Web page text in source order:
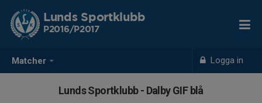
Matcher Logga in
Lunds Sportklubb
P2016/P2017
Lunds Sportklubb - Dalby GIF blå